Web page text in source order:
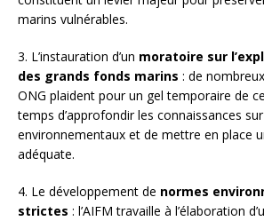
marins vulnérables.
3. L’instauration d’un moratoire sur
des grands fonds marins : de
ONG plaident pour un gel temporaire de
temps d’approfondir les connaissances
environnementaux et de mettre en place
adéquate.
4. Le développement de normes
strictes : l’AIFM travaille à l’élaboration